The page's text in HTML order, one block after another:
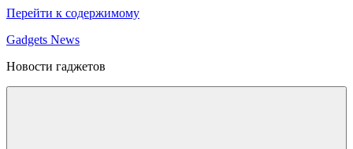
Перейти к содержимому
Gadgets News
Новости гаджетов